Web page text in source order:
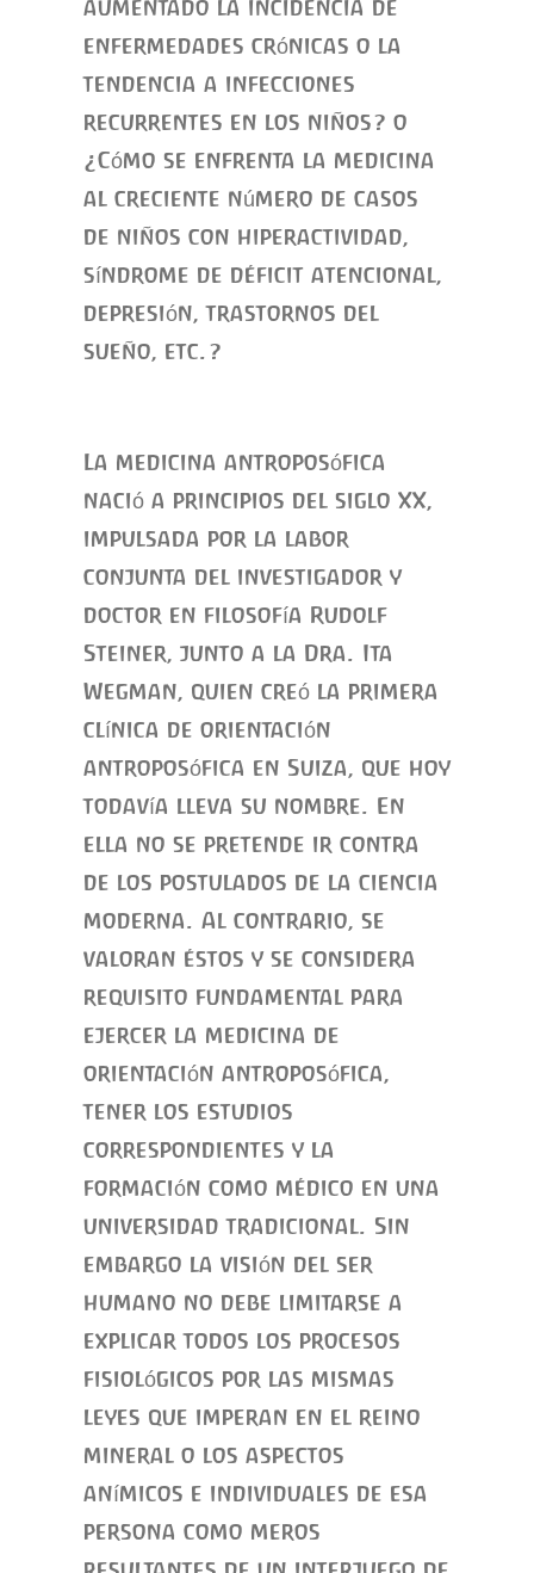
aumentado la incidencia de
enfermedades crónicas o la
tendencia a infecciones
recurrentes en los niños? o
¿Cómo se enfrenta la medicina
al creciente número de casos
de niños con hiperactividad,
síndrome de déficit atencional,
depresión, trastornos del
sueño, etc.?
La medicina antroposófica
nació a principios del siglo XX,
impulsada por la labor
conjunta del investigador y
doctor en filosofía Rudolf
Steiner, junto a la Dra. Ita
Wegman, quien creó la primera
clínica de orientación
antroposófica en Suiza, que hoy
todavía lleva su nombre. En
ella no se pretende ir contra
de los postulados de la ciencia
moderna. Al contrario, se
valoran éstos y se considera
requisito fundamental para
ejercer la medicina de
orientación antroposófica,
tener los estudios
correspondientes y la
formación como médico en una
universidad tradicional. Sin
embargo la visión del ser
humano no debe limitarse a
explicar todos los procesos
fisiológicos por las mismas
leyes que imperan en el reino
mineral o los aspectos
anímicos e individuales de esa
persona como meros